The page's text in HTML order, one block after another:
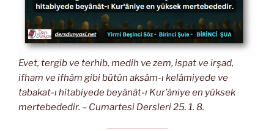
Evet, tergib ve terhib, medih ve zem, ispat ve irşad,
ifham ve ifhâm gibi bütün aksâm-ı kelâmiyede ve
tabakat-ı hitabiyede beyânât-ı Kur’âniye en yüksek
mertebededir. – Cumartesi Dersleri 25. 1. 8.